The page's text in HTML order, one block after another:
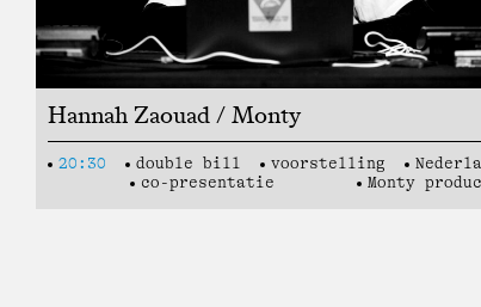
Hannah Zaouad / Monty
20:30 double bill voorstelling
co-presentatie
Monty